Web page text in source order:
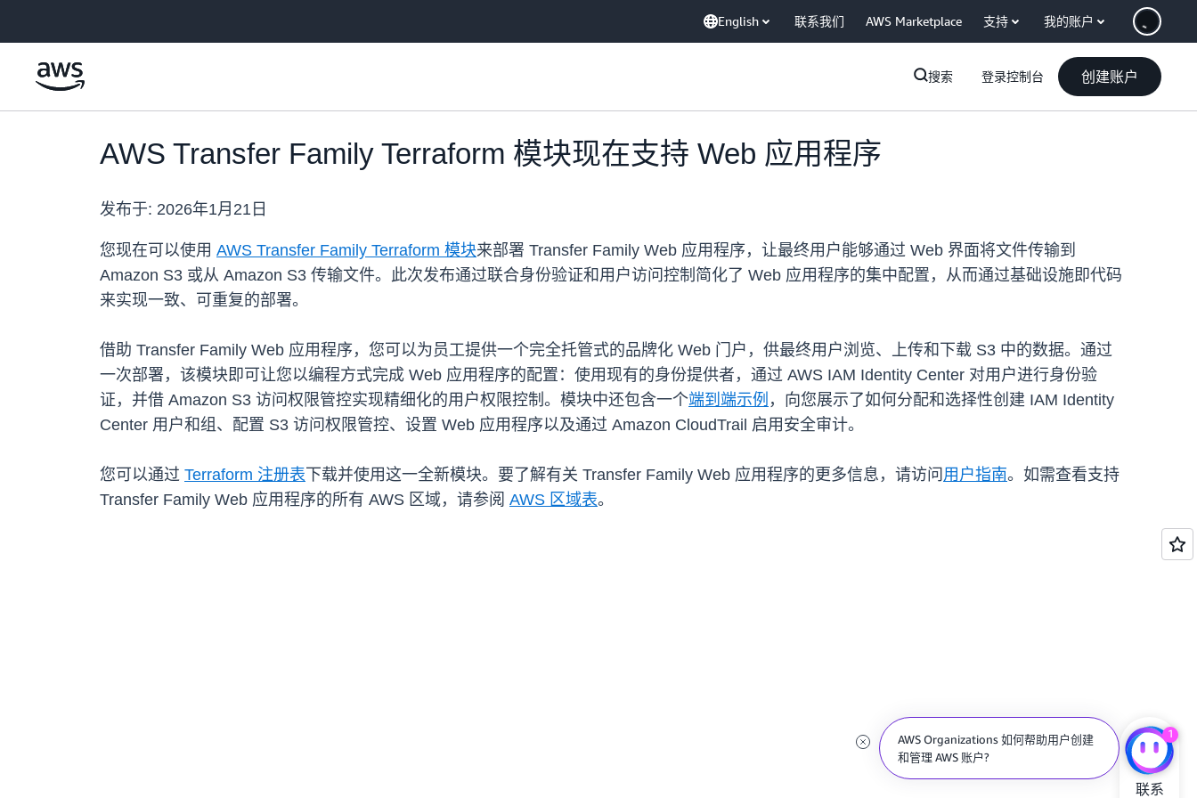
English 联系我们 AWS Marketplace 支持 我的账户
搜索 登录控制台 创建账户
AWS Transfer Family Terraform 模块现在支持 Web 应用程序
发布于: 2026年1月21日
您现在可以使用 AWS Transfer Family Terraform 模块来部署 Transfer Family Web 应用程序，让最终用户能够通过 Web 界面将文件传输到
Amazon S3 或从 Amazon S3 传输文件。此次发布通过联合身份验证和用户访问控制简化了 Web 应用程序的集中配置，从而通过基础设施即代码
来实现一致、可重复的部署。
借助 Transfer Family Web 应用程序，您可以为员工提供一个完全托管式的品牌化 Web 门户，供最终用户浏览、上传和下载 S3 中的数据。通过
一次部署，该模块即可让您以编程方式完成 Web 应用程序的配置：使用现有的身份提供者，通过 AWS IAM Identity Center 对用户进行身份验
证，并借 Amazon S3 访问权限管控实现精细化的用户权限控制。模块中还包含一个端到端示例 ，向您展示了如何分配和选择性创建 IAM Identity
Center 用户和组、配置 S3 访问权限管控、设置 Web 应用程序以及通过 Amazon CloudTrail 启用安全审计。
您可以通过 Terraform 注册表 下载并使用这一全新模块。要了解有关 Transfer Family Web 应用程序的更多信息，请访问 用户指南。如需查看支持
Transfer Family Web 应用程序的所有 AWS 区域，请参阅 AWS 区域表。
AWS Organizations 如何帮助用户创建
和管理 AWS 账户?
1
联系